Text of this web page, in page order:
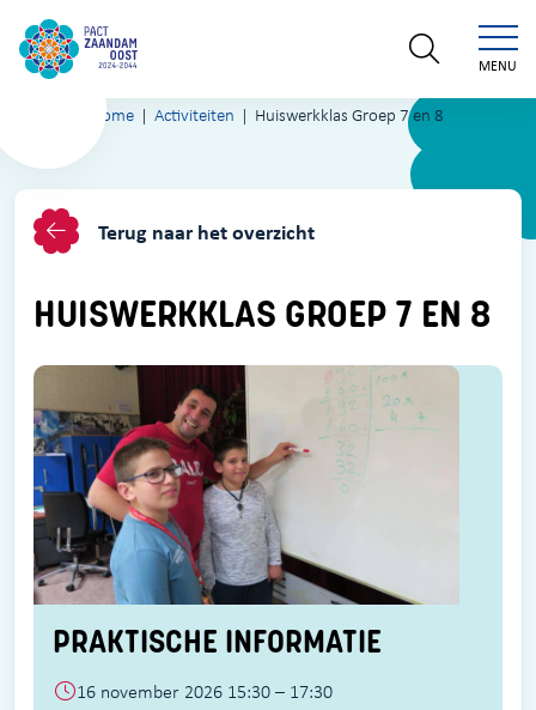
MENU
Home Activiteiten Huiswerkklas Groep 7 en 8
Terug naar het overzicht
HUISWERKKLAS GROEP 7 EN 8
PRAKTISCHE INFORMATIE
16 november 2026 15:30 – 17:30